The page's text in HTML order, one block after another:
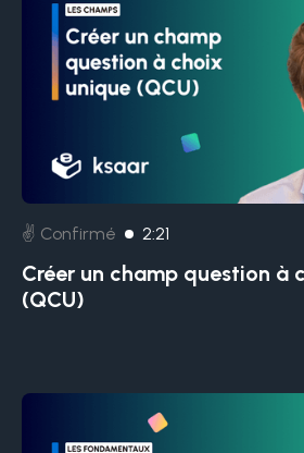
✌️ Confirmé 2:21
Créer un champ question à
(QCU)